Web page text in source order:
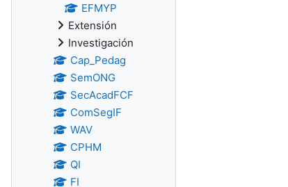
EFMYP
Extensión
Investigación
Cap_Pedag
SemONG
SecAcadFCF
ComSegIF
WAV
CPHM
QI
FI